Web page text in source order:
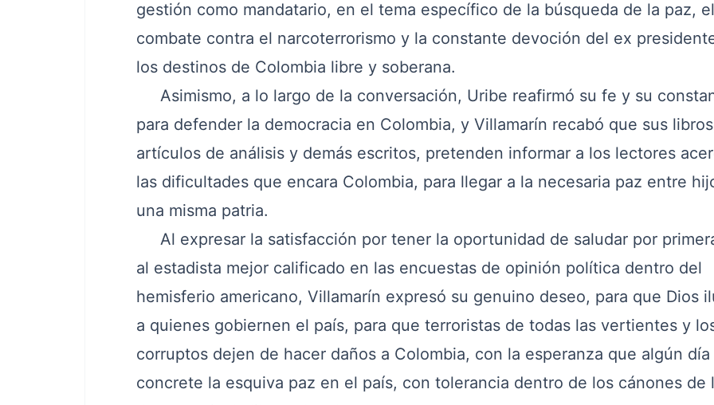
gestión como mandatario, en el tema específico de la búsqueda de la paz, el
combate contra el narcoterrorismo y la constante devoción del ex
los destinos de Colombia libre y soberana.
Asimismo, a lo largo de la conversación, Uribe reafirmó su fe y su
para defender la democracia en Colombia, y Villamarín recabó que sus
artículos de análisis y demás escritos, pretenden informar a los lectores
las dificultades que encara Colombia, para llegar a la necesaria paz entre
una misma patria.
Al expresar la satisfacción por tener la oportunidad de saludar por
al estadista mejor calificado en las encuestas de opinión política dentro del
hemisferio americano, Villamarín expresó su genuino deseo, para que Dios
a quienes gobiernen el país, para que terroristas de todas las vertientes y
corruptos dejen de hacer daños a Colombia, con la esperanza que algún día
concrete la esquiva paz en el país, con tolerancia dentro de los cánones de